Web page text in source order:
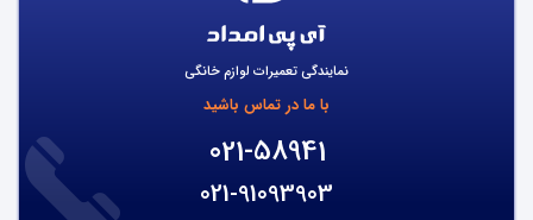
نمایندگی تعمیرات لوازم خانگی
با ما در تماس باشید
021-58941
021-91093903